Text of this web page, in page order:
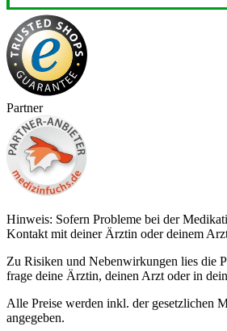
Partner
Hinweis: Sofern Probleme bei der
Kontakt mit deiner Ärztin oder deinem
Zu Risiken und Nebenwirkungen lies die
frage deine Ärztin, deinen Arzt oder in
Alle Preise werden inkl. der gesetzlichen
angegeben.